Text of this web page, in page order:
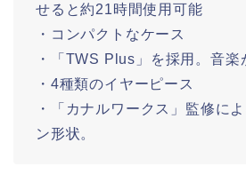
せると約21時間使用可能
・コンパクトなケース
・「TWS Plus」を採用。音楽
・4種類のイヤーピース
・「カナルワークス」監修に
ン形状。